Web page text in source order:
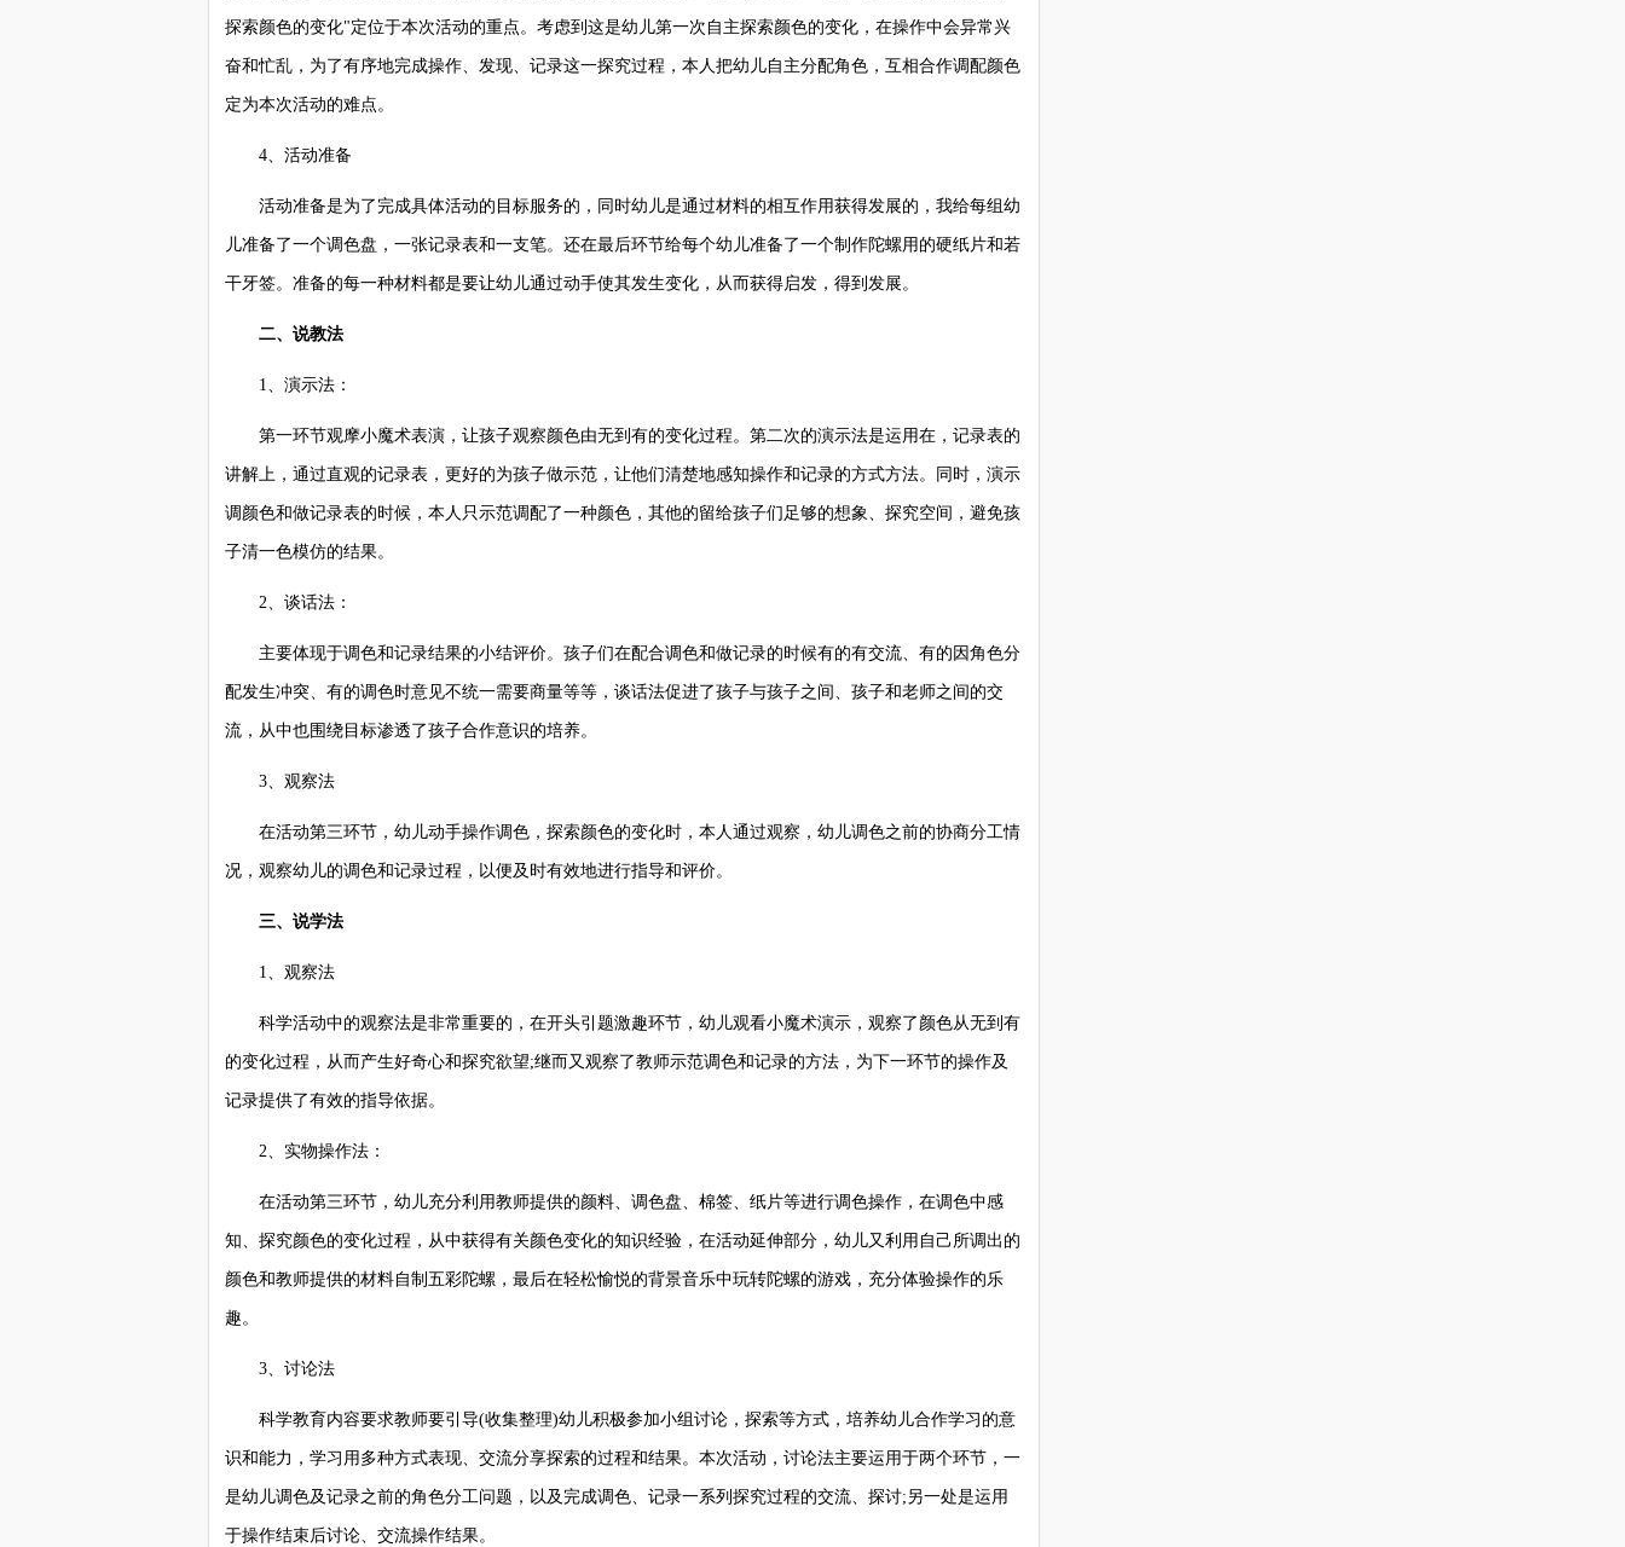
探索颜色的变化"定位于本次活动的重点。考虑到这是幼儿第一次自主探索颜色的变化，在操作中会异常兴
奋和忙乱，为了有序地完成操作、发现、记录这一探究过程，本人把幼儿自主分配角色，互相合作调配颜色
定为本次活动的难点。
4、活动准备
活动准备是为了完成具体活动的目标服务的，同时幼儿是通过材料的相互作用获得发展的，我给每组幼
儿准备了一个调色盘，一张记录表和一支笔。还在最后环节给每个幼儿准备了一个制作陀螺用的硬纸片和若
干牙签。准备的每一种材料都是要让幼儿通过动手使其发生变化，从而获得启发，得到发展。
二、说教法
1、演示法：
第一环节观摩小魔术表演，让孩子观察颜色由无到有的变化过程。第二次的演示法是运用在，记录表的
讲解上，通过直观的记录表，更好的为孩子做示范，让他们清楚地感知操作和记录的方式方法。同时，演示
调颜色和做记录表的时候，本人只示范调配了一种颜色，其他的留给孩子们足够的想象、探究空间，避免孩
子清一色模仿的结果。
2、谈话法：
主要体现于调色和记录结果的小结评价。孩子们在配合调色和做记录的时候有的有交流、有的因角色分
配发生冲突、有的调色时意见不统一需要商量等等，谈话法促进了孩子与孩子之间、孩子和老师之间的交
流，从中也围绕目标渗透了孩子合作意识的培养。
3、观察法
在活动第三环节，幼儿动手操作调色，探索颜色的变化时，本人通过观察，幼儿调色之前的协商分工情
况，观察幼儿的调色和记录过程，以便及时有效地进行指导和评价。
三、说学法
1、观察法
科学活动中的观察法是非常重要的，在开头引题激趣环节，幼儿观看小魔术演示，观察了颜色从无到有
的变化过程，从而产生好奇心和探究欲望;继而又观察了教师示范调色和记录的方法，为下一环节的操作及
记录提供了有效的指导依据。
2、实物操作法：
在活动第三环节，幼儿充分利用教师提供的颜料、调色盘、棉签、纸片等进行调色操作，在调色中感
知、探究颜色的变化过程，从中获得有关颜色变化的知识经验，在活动延伸部分，幼儿又利用自己所调出的
颜色和教师提供的材料自制五彩陀螺，最后在轻松愉悦的背景音乐中玩转陀螺的游戏，充分体验操作的乐
趣。
3、讨论法
科学教育内容要求教师要引导(收集整理)幼儿积极参加小组讨论，探索等方式，培养幼儿合作学习的意
识和能力，学习用多种方式表现、交流分享探索的过程和结果。本次活动，讨论法主要运用于两个环节，一
是幼儿调色及记录之前的角色分工问题，以及完成调色、记录一系列探究过程的交流、探讨;另一处是运用
于操作结束后讨论、交流操作结果。